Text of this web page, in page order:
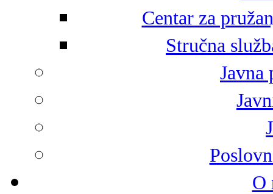
Centar za
Stručna
Javna
O